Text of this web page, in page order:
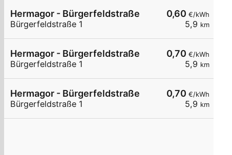
0,60 €/kWh
5,9 km
Hermagor - Bürgerfeldstraße
Bürgerfeldstraße 1
0,70 €/kWh
5,9 km
Hermagor - Bürgerfeldstraße
Bürgerfeldstraße 1
0,70 €/kWh
5,9 km
Hermagor - Bürgerfeldstraße
Bürgerfeldstraße 1